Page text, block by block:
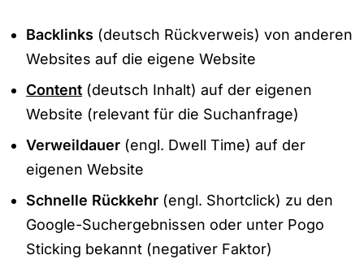
Backlinks (deutsch Rückverweis) von anderen
Websites auf die eigene Website
Content (deutsch Inhalt) auf der eigenen
Website (relevant für die Suchanfrage)
Verweildauer (engl. Dwell Time) auf der
eigenen Website
Schnelle Rückkehr (engl. Shortclick) zu den
Google-Suchergebnissen oder unter Pogo
Sticking bekannt (negativer Faktor)